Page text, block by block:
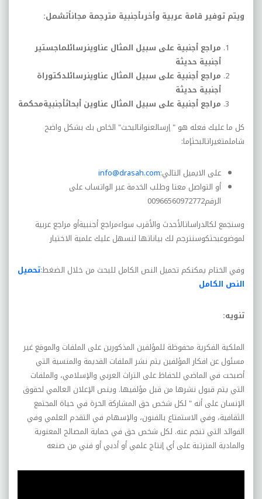
ويتم توفير قامة عربية وأخرىأجنبية مترجمة مجاناًتشمل:
مراجع أجنبية على سبيل المثال عناوينرسائلماجستير
أجنبية حديثة
مراجع أجنبية على سبيل المثال عناوينرسائلدكتوراة
أجنبية حديثة
مراجع أجنبية على سبيل المثال عناوين أبحاثأجنبيةمحكمة
كل ما عليك فعله هو " إرسالعنوانالبحث" الخاص بك بشكل واضح
شاملمتغيراتالبحثإما:
على الايميل التالي:
info@drasah.com
أو التواصل معنا وطلب الخدمة عبر الواتساب على
الرقم00966560972772
وسنجمع لكالدراساتالأحدث والأقرب سواءمراجع أجنبيةأو مراجع عربية
لموضوعبحثكوسنترجم لك بياناتها لنسهل عليك علمية الاختيار
وفي الختام يمكنكم تحميل النص الكامل للبحث من خلال الضغط:تحميل
النص الكامل
تنويه:
الملكية الفكرية محفوظة للمؤلفين المذكورين على الملفات والموقع غير
مسئول عن افكار المؤلفين يتم نشر الملفات القديمة والمنسية التي
أصبحت في الماضي للحفاظ على التراث العربي والإسلامي، والملفات
التي يتم قبول نشرها من قبل مؤلفيها. وينص الإعلان العالمي لحقوق
الإنسان على أنه " لكل شخص حق المشاركة الحرة في حياة المجتمع
الثقافية، وفي الاستمتاع بالفنون، والإسهام في التقدم العلمي وفي
الفوائد التي تنجم عنه. لكل شخص حق في حماية المصالح المعنوية
والمادية المترتبة على أي إنتاج علمي أو أدبي أو فني من صنعه